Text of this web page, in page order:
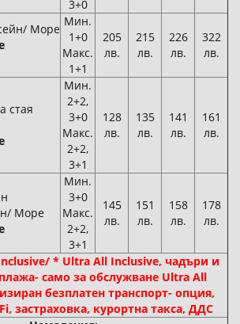
3+0
Море
Мин.
1+0
Макс.
1+1
205
лв.
215
лв.
226
лв.
322
лв.
стая
Мин.
2+2,
3+0
Макс.
2+2,
3+1
128
лв.
135
лв.
141
лв.
161
лв.
Море
Мин.
3+0
Макс.
2+2,
3+1
145
лв.
151
лв.
158
лв.
178
лв.
* Ultra All Inclusive, чадъри и
само за обслужване Ultra All
безплатен транспорт- опция,
застраховка, курортна такса, ДДС